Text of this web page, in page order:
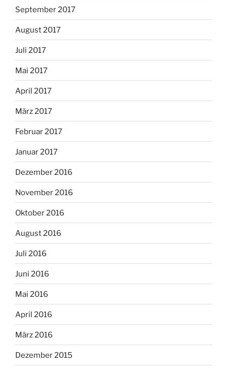
September 2017
August 2017
Juli 2017
Mai 2017
April 2017
März 2017
Februar 2017
Januar 2017
Dezember 2016
November 2016
Oktober 2016
August 2016
Juli 2016
Juni 2016
Mai 2016
April 2016
März 2016
Dezember 2015